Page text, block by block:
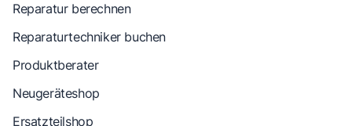
Reparatur berechnen
Reparaturtechniker buchen
Produktberater
Neugeräteshop
Ersatzteilshop